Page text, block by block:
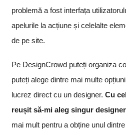
problemă a fost interfața
apelurile la acțiune și celelalte
de pe site.
Pe DesignCrowd puteți organiza
puteți alege dintre mai multe
lucrez direct cu un designer. Cu
reușit să-mi aleg singur
mai mult pentru a obține unul